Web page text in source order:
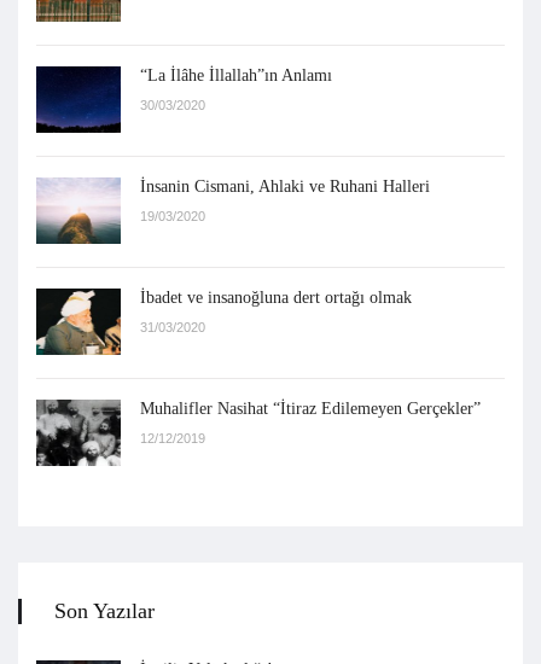
“La İlâhe İllallah”ın Anlamı
30/03/2020
İnsanin Cismani, Ahlaki ve Ruhani Halleri
19/03/2020
İbadet ve insanoğluna dert ortağı olmak
31/03/2020
Muhalifler Nasihat “İtiraz Edilemeyen Gerçekler”
12/12/2019
Son Yazılar